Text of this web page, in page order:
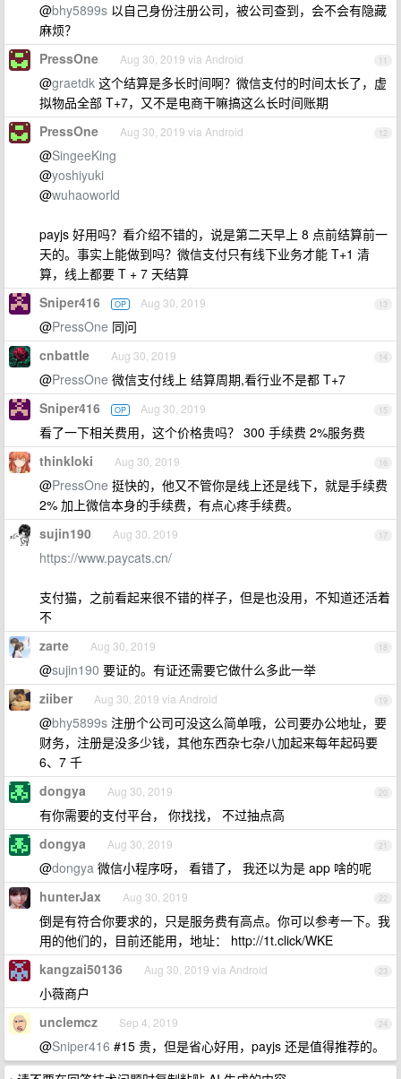
@bhy5899s 以自己身份注册公司，被公司查到，会不会有隐藏
麻烦？
11
PressOne Aug 30, 2019 via Android
@graetdk 这个结算是多长时间啊？微信支付的时间太长了，虚
拟物品全部 T+7，又不是电商干嘛搞这么长时间账期
12
PressOne Aug 30, 2019 via Android
@SingeeKing
@yoshiyuki
@wuhaoworld
payjs 好用吗？看介绍不错的，说是第二天早上 8 点前结算前一
天的。事实上能做到吗？微信支付只有线下业务才能 T+1 清
算，线上都要 T + 7 天结算
13
Sniper416 OP Aug 30, 2019
@PressOne 同问
14
cnbattle Aug 30, 2019
@PressOne 微信支付线上 结算周期,看行业不是都 T+7
15
Sniper416 OP Aug 30, 2019
看了一下相关费用，这个价格贵吗？ 300 手续费 2%服务费
16
thinkloki Aug 30, 2019
@PressOne 挺快的，他又不管你是线上还是线下，就是手续费
2% 加上微信本身的手续费，有点心疼手续费。
17
sujin190 Aug 30, 2019
https://www.paycats.cn/
支付猫，之前看起来很不错的样子，但是也没用，不知道还活着
不
18
zarte Aug 30, 2019
@sujin190 要证的。有证还需要它做什么多此一举
19
ziiber Aug 30, 2019 via Android
@bhy5899s 注册个公司可没这么简单哦，公司要办公地址，要
财务，注册是没多少钱，其他东西杂七杂八加起来每年起码要
6、7 千
20
dongya Aug 30, 2019
有你需要的支付平台， 你找找， 不过抽点高
21
dongya Aug 30, 2019
@dongya 微信小程序呀， 看错了， 我还以为是 app 啥的呢
22
hunterJax Aug 30, 2019
倒是有符合你要求的，只是服务费有高点。你可以参考一下。我
用的他们的，目前还能用，地址： http://1t.click/WKE
23
kangzai50136 Aug 30, 2019 via Android
小薇商户
24
unclemcz Sep 4, 2019
@Sniper416 #15 贵，但是省心好用，payjs 还是值得推荐的。